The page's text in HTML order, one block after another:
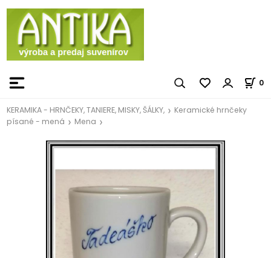
0
KERAMIKA - HRNČEKY, TANIERE, MISKY, ŠÁLKY,
Keramické hrnčeky
písané - mená
Mena